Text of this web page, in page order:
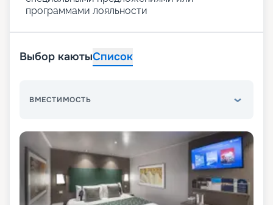
программами лояльности
Выбор каютыСписок
ВМЕСТИМОСТЬ